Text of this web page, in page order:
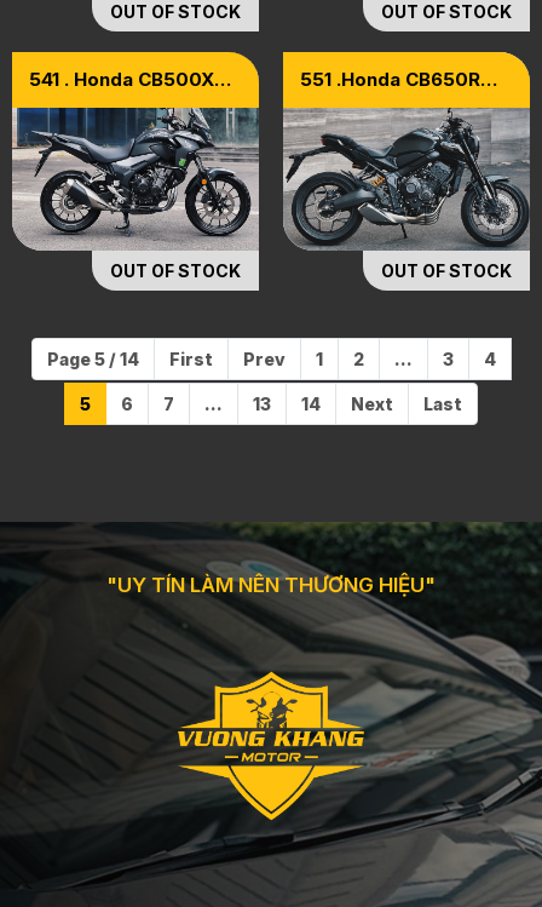
OUT OF STOCK OUT OF STOCK
541 . Honda CB500X
OUT OF STOCK
551 .Honda CB650R
Model 2023 [ Xe Cọp ]
OUT OF STOCK
Page 5 / 14 First Prev 1 2 ... 3 4
5 6 7 ... 13 14 Next Last
"UY TÍN LÀM NÊN THƯƠNG HIỆU"